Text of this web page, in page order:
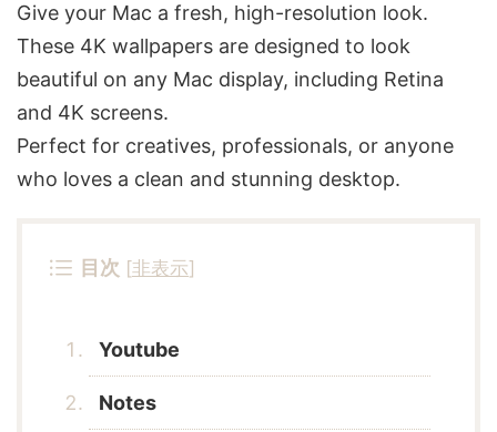
Give your Mac a fresh, high-resolution look.
These 4K wallpapers are designed to look
beautiful on any Mac display, including Retina
and 4K screens.
Perfect for creatives, professionals, or anyone
who loves a clean and stunning desktop.
目次 [非表示]
Youtube
Notes